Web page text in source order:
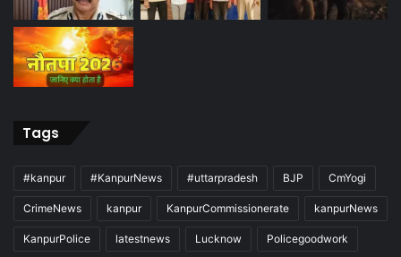
Tags
#kanpur #KanpurNews #uttarpradesh BJP CmYogi
CrimeNews kanpur KanpurCommissionerate kanpurNews
KanpurPolice latestnews Lucknow Policegoodwork